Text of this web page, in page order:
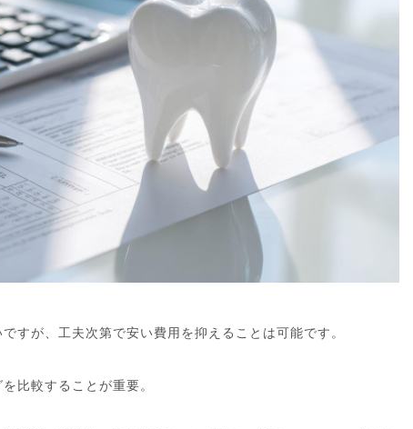
すが、工夫次第で安い費用を抑えることは可能です。
比較することが重要。